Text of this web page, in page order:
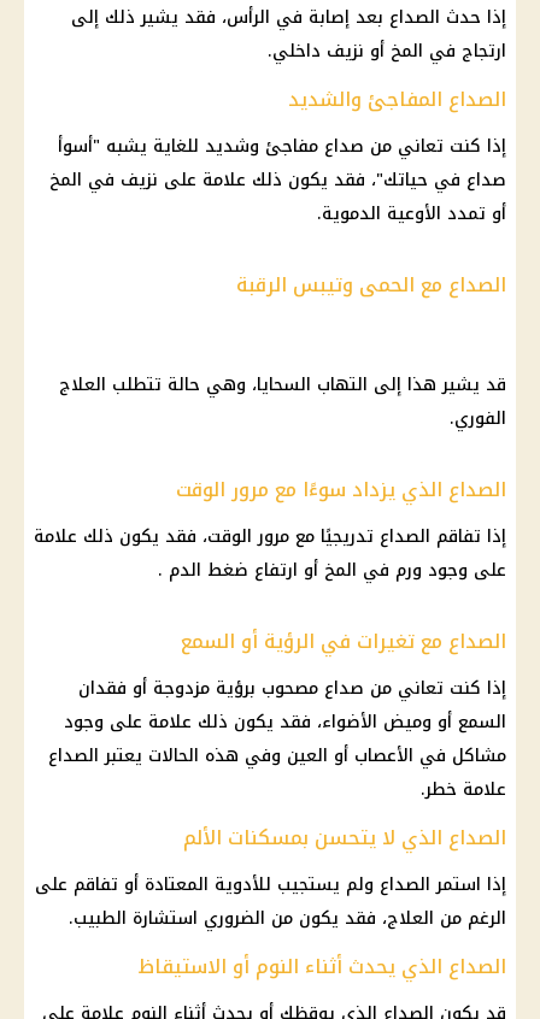
إذا حدث الصداع بعد إصابة في الرأس، فقد يشير ذلك إلى
ارتجاج في المخ أو نزيف داخلي.
الصداع المفاجئ والشديد
إذا كنت تعاني من صداع مفاجئ وشديد للغاية يشبه "أسوأ
صداع في حياتك"، فقد يكون ذلك علامة على نزيف في المخ
أو تمدد الأوعية الدموية.
الصداع مع الحمى وتيبس الرقبة
قد يشير هذا إلى التهاب السحايا، وهي حالة تتطلب العلاج
الفوري.
الصداع الذي يزداد سوءًا مع مرور الوقت
إذا تفاقم الصداع تدريجيًا مع مرور الوقت، فقد يكون ذلك علامة
على وجود ورم في المخ أو ارتفاع ضغط الدم .
الصداع مع تغيرات في الرؤية أو السمع
إذا كنت تعاني من صداع مصحوب برؤية مزدوجة أو فقدان
السمع أو وميض الأضواء، فقد يكون ذلك علامة على وجود
مشاكل في الأعصاب أو العين وفي هذه الحالات يعتبر الصداع
علامة خطر.
الصداع الذي لا يتحسن بمسكنات الألم
إذا استمر الصداع ولم يستجيب للأدوية المعتادة أو تفاقم على
الرغم من العلاج، فقد يكون من الضروري استشارة الطبيب.
الصداع الذي يحدث أثناء النوم أو الاستيقاظ